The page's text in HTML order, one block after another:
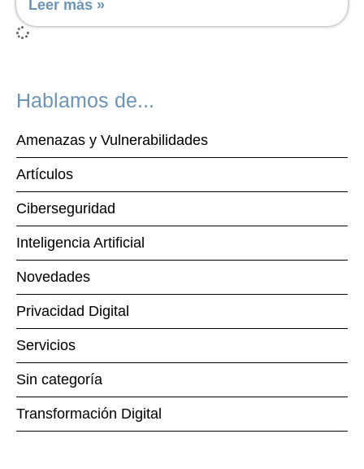
Leer más »
Hablamos de...
Amenazas y Vulnerabilidades
Artículos
Ciberseguridad
Inteligencia Artificial
Novedades
Privacidad Digital
Servicios
Sin categoría
Transformación Digital